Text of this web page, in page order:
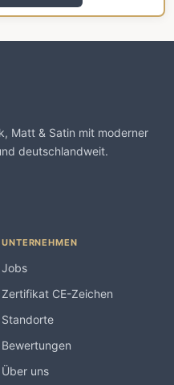
Matt & Satin mit moderner
deutschlandweit.
UNTERNEHMEN
Jobs
Zertifikat CE-Zeichen
Standorte
Bewertungen
Über uns